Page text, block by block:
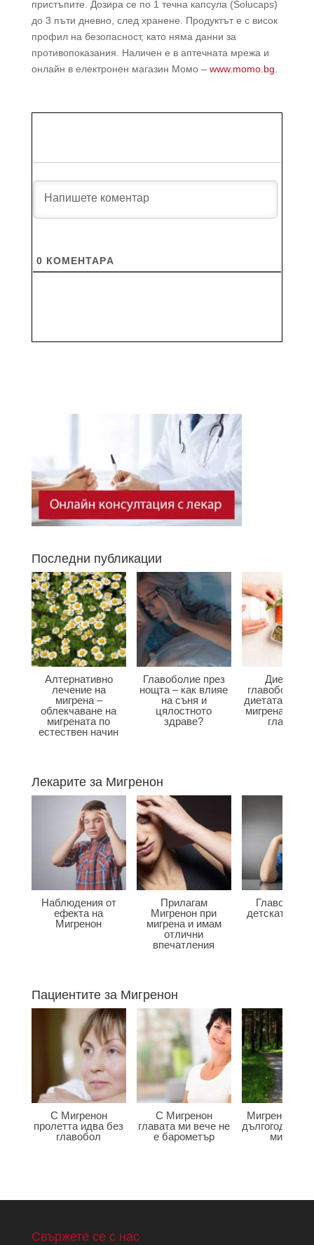
пристъпите. Дозира се по 1 течна капсула (Solucaps)
до 3 пъти дневно, след хранене. Продуктът е с висок
профил на безопасност, като няма данни за
противопоказания. Наличен е в аптечната мрежа и
онлайн в електронен магазин Момо – www.momo.bg.
0 КОМЕНТАРA
Последни публикации
Алтернативно
лечение на
мигрена –
облекчаване на
мигрената по
естествен начин
Главоболие през
нощта – как влияе
на съня и
цялостното
здраве?
Диета при
главоболие –
диетата
мигрена и
главата?
Лекарите за Мигренон
Наблюдения от
ефекта на
Мигренон
Прилагам
Мигренон при
мигрена и имам
отлични
впечатления
детската
Пациентите за Мигренон
С Мигренон
пролетта идва без
главобол
С Мигренон
главата ми вече не
е барометър
Мигренон
мигрена
Свържете се с нас